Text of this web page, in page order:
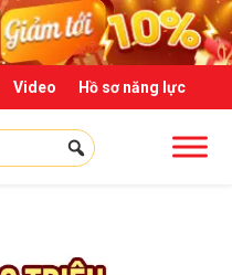
Video Hồ sơ năng lực